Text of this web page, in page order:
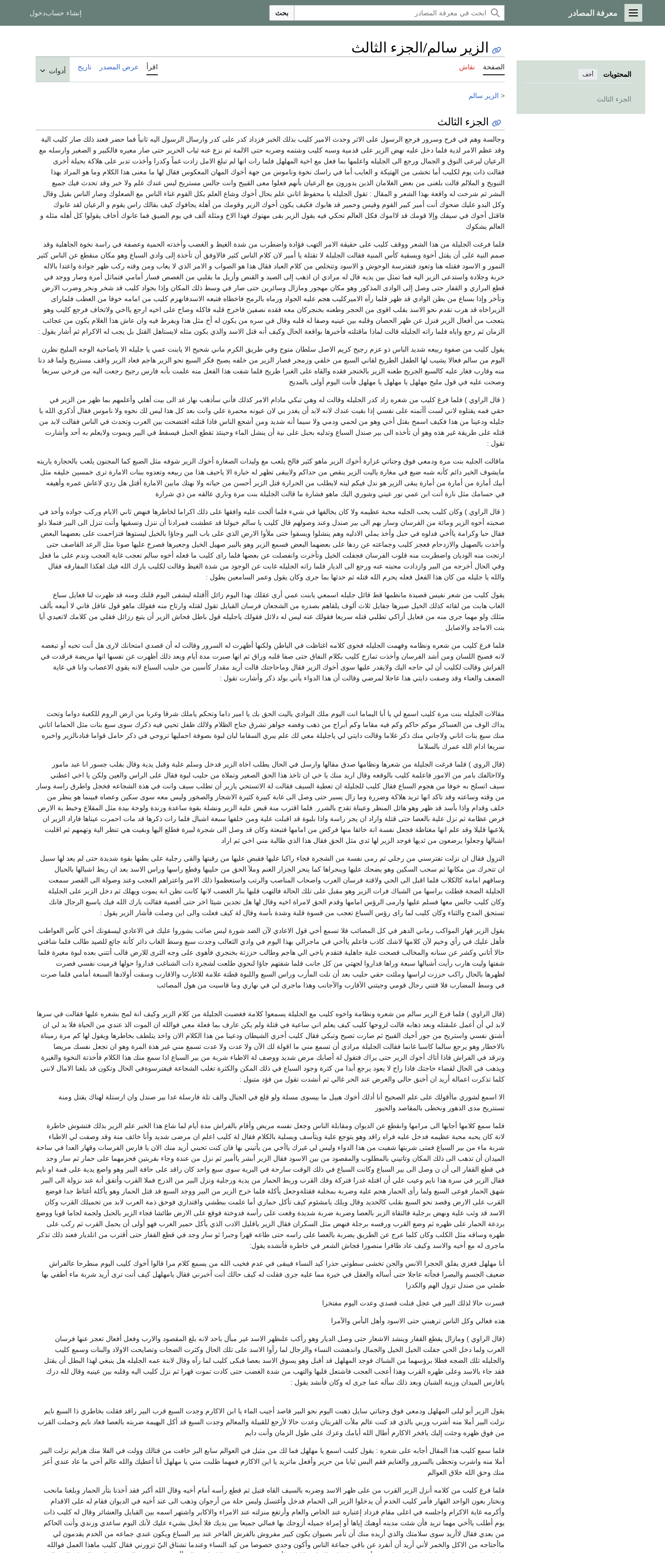
القائمة الرئيسية
معرفة المصادر بحث إنشاء حسابدخول
المحتويات أخف
الجزء الثالث
الزير سالم/الجزء الثالث
الصفحة نقاش اقرأ عرض المصدر تاريخ أدوات
< الزير سالم
الجزء الثالث
وجالسة وهم في فرح وسرور فرجع الرسول على الاثر وحدث الامير كليب بذلك الخبر فزداد كدر على كدر وارسال الرسول اليه ثانياً فما حضر فعند ذلك صار كليب الية
وقد عظم الامر لدية فلما دخل عليه نهض الزير على قدمية وسبه كليب وشتمه وضربه حتى الالمة ثم نزع عنه ثياب الحرير حتى صار معيره فالكبير و الصغير وارسله مع
الرعيان ليرعى النوق و الجمال ورجع الى الجليله واعلمها بما فعل مع اخية المهلهل فلما رات انها لم تبلغ الامل زادت غماً وكدرا وأخذت تدبر على هلاكة بحيلة أخرى
فقالت ذات يوم لكليب أما تخشى من الهتيكة و العايب أما في راسك نخوة وناموس من جهة أخوك المهان المعكوس فقال لها ما معنى هذا الكلام وما هو المراد بهذا
التبويخ و الملالم قالت بلغنى من بعض الغلامان الذين يدورون مع الرعيان بأنهم فعلوا معى القبيح وانت جالس مستريح ليس عندك علم ولا خبر وقد تحدث فيك جميع
البشر ثم شرحت له واقعة بهذا الشعر و المقال : تقول الجليله يا محفوظ اتاني علم بحال أخوك وشاع العلم بكل القوم غناء الناس مع الصعلوك وصار الناس بقيل وقال
وكل البدو عليك ضحوك أنت أمير كبير القوم وقيس وحمير قد هابوك فكيف يكون أخوك الزير وقومك من أهلة يجافوك كيف بقالك راس يقوم و الرعيان لقد عابوك
فاقتل أخوك في سيفك وإلا قومك قد لااموك فكل العالم تحكي فيه يقول الزير بقى مهتوك فهذا الاخ ومثلة ألف في يوم الضيق فما عانوك أخاف يقولوا كل أهله مثله و
العالم يشكوك
فلما فرغت الجليلة من هذا الشعر ووقف كليب على حقيقة الامر التهب فؤادة واضطرب من شدة الغيظ و الغضب وأخذته الحمية وعصفة في راسة نخوة الجاهلية وقد
صمم النية على أن يقتل أخوة ويسقية كأس المنية فقالت الجليلة لا تقتلة يا أمير لان كلام الناس كثير فالاوفق أن تأخذة إلى وادي السباع وهو مكان منقطع عن الناس كثير
النمور و الاسود فقتله هنا وتعود فتفترسة الوحوش و الاسود وتتخلص من كلام العباد فقال هذا هو الصواب و الامر الذي لا يعاب ومن وقته ركب ظهر جوادة واعتدا بالاله
حربة وجلادة واستدعى الزير اليه فما تمثل بين يديه قال له مرادي ان اذهب إلى الصيد و القنص وأزيل ما بقلبي من الغصص فسار أمامي فتماثل أمرة وصار ووجد في
قطع البراري و القفار حتى وصل إلى الوادى المذكور وهو مكان مهجور ومازال وسائرين حتى صار في وسط ذلك المكان وإذا بجواد كليب قد شخر ونخر وضرب الارض
وتأخر وإذا بسباع من بطن الوادي قد ظهر فلما رآه الاميركليب هجم عليه الجواد ورماه بالرمح فاخطاه فتبعه الاسدفانهزم كليب من امامه خوفا من العطب فلماراى
الزيراخاه قد هرب تقدم نحو الاسد بقلب اقوى من الحجر وطعنه بخنجركان معه فقده نصفين فاخرج قلبه فاكله وصاح على اخيه ارجع يااخي ولاتخاف فرجع كليب وهو
يتعجب من أفعال الزير فنزل عن ظهر الحصان وقلبه بين عينيه وصفا له قلبه وقال في سره من يكون له أخ مثل هذا ويفرط فيه وان عاش هذا الغلام يكون من عجائب
الزمان ثم رجع واياه فلما راته الجليله قالت لماذا ماقتلته فأخبرها بواقعة الحال وكيف أنه قتل الاسد والذي يكون مثله لايستاهل القتل بل يجب له الاكرام ثم أشار يقول :
يقول كليب من صفوة ربيعه شديد الباس ذو عزم رجيح كريم الاصل سلطان متوج وفي طريق الكرم ماني شحيح الا يابنت عمي يا جليله الا ياصاحبة الوجه المليح نظرن
اليوم من سالم فعالا يشيب لها الطفل الطريح لقاني السبع من خلفي وزمجر فصار الزير من خلفه يصيح فكر السبع نحو الزير هاجم فعاد الزير واقف مستريح ولما قد دنا
منه وقارب فغار عليه كالسبع الجريح طعنه الزير بالخنجر فقده والقاه على الغبرا طريح فلما شفت هذا الفعل منه علمت بأنه فارس رجيح رجعت اليه من فرحي سريعا
وصحت عليه في قول مليح مهلهل يا مهلهل يا مهلهل فأنت اليوم أولى بالمديح
( قال الراوي ) فلما فرغ كليب من شعره زاد كدر الجليله وقالت له وهي تبكي مادام الامر كذلك فأني سأذهب نهار غد الى بيت أهلي وأعلمهم بما ظهر من الزير في
حقي فمه يقتلوه لاني لست أأتمنه على نفسي إذا بقيت عندك لانه لابد أن يغدر بي لان عيونه محمرة علي وانت بعد كل هذا ليس لك نخوه ولا ناموس فقال أذكري الله يا
جليله ودعينا من هذا فكيف اسمح بقتل أخي وهو من لحمي ودمي ولا سيما أنه شديد ومن أشجع الناس فاذا قتلته افتضحت بين العرب وتحدث في الناس فقالت لابد من
قتله على طريقة غير هذه وهو أن تأخذه الى بير صندل السباع وتدليه بحبل على نية أن ينشل الماء وحينئذ تقطع الحبل فيسقط في البير ويموت ولايعلم به أحد وأشارت
تقول :
ماقالت الجليه بنت مرة ودمعي فوق وجناتي غزارة أخوك الزير ماهو كثير فالح يلعب مع وليدات الصغارة أخوك الزير شوفه مثل الضبع كما المجنون يلعب بالحجارة ياريته
مايشوف الخير دائم كأنه شبه ضبع في مغارة ياليت الزير ينقص من حداكم ولايبقى تظهر له خبارة الا ياحيف هذا من ربيعه وتعدوه ببنات الامارة ترى خمسين خليفه مثل
أبيك أمارة من أمارة من أمارة يبقى الزير هو ندل فيكم ليته لايطلب من الحرارة قتل الزير أحسن من حياته ولا نهتك مابين الامارة أقتل هل ردي لاعاش عمره وأهيفه
في حسامك مثل نارة أنت ابن عمي نور عيني وشوري اليك ماهو فشارة ما قالت الجليلة بنت مرة وناري عالقه من ذي شرارة
( قال الراوي ) وكان كليب يحب الجليه محبة عظيمه ولا كان يخالفها في شيء فلما ألحت عليه وافقها على ذلك اكراما لخاطرها فنهض ثاني الايام وركب جواده وأخذ في
صحبته أخوه الزير ومائة من الفرسان وسار بهم الى بير صندل وعند وصولهم قال كليب يا سالم خيولنا قد عطشت فمرادنا أن ننزل ونسقيها وأنت تنزل الى البير فتملا دلو
فقال حبا وكرامة ياأخي فدلوه في حبل وأخذ يملي الادليه وهم ينشلوا ويسقوا حتى ملأوا الارض الذي على باب البير وجاؤا بالخيل ليستوها فتزاحمت على بعضهما البعض
وأخذت بالصهيل والازدحام فعجز كليب وجماعته عن ردها على بعضهما البعض فسمع الزير وهو بالبير صهيل الخيل وجعيرها فصرخ عليها صوتا مثل الرعد القاصف حتى
ارتجت منه الوديان واضطربت منه قلوب الفرسان فجفلت الخيل وتأخرت وانفصلت عن بعضها فلما راى كليب ما فعله أخوه سالم تعجب غاية العجب وندم على ما فعل
وفي الحال أخرجه من البير وازدادت محبته عنه ورجع الى الديار فلما راته الجليله غابت عن الوجود من شدة الغيظ وقالت لكليب بارك الله فيك اهكذا المفارقه فقال
والله يا جليله من كان هذا الفعل فعله يحرم الله قتله ثم حدثها بما جرى وكان يقول وعمر السامعين يطول :
يقول كليب من شعر نفيس قصيدة مانظمها قط قائل جليله اسمعي يابنت عمي أرى عقلك بهذا اليوم زائل أأقتله ليشفى اليوم قلبك ومنه قد ظهرت لنا فعايل سباع
الغاب هابت من لقائه كذلك الخيل صيرها جفايل ثلاث ألوف يلقاهم بصدره من الشجعان فرسان القبايل تقول لقتله وارتاح منه فقولك ماهو قول عاقل فاني لا أبيعه بألف
مثلك ولو مهما جرى منه من فعايل أراكي تطلبي قتله سريعا فقولك عنه ليس له دلائل فقولك ياجليله قول باطل فحاش الزير أن يتبع رزائل فقلي من كلامك لاتعيدي أيا
بنت الاماجد والاصايل
فلما فرغ كليب من شعره ونظامه وفهمت الجليله فحوى كلامه اغتاظت في الباطن ولكنها أظهرت له السرور وقالت له أن قصدي امتحانك لارى هل أنت تحبه أو تبغضه
لانه فصيح اللسان ومن أشد الفرسان وأخذت تمازح كليب بكلام النفاق حتى صفا قلبه وراق ثم انها صبرت مدة أيام وبعد ذلك أظهرت عن نفسها انها مريضة فرقدت في
الفراش وقالت لكليب أن لي حاجه اليك ولايقدر عليها سوى أخوك الزير فقال وماحاجتك قالت أريد مقدار كأسين من حليب السباع لانه يقوي الاعصاب وانا في غاية
الضعف والعناء وقد وصفت دايتي هذا عاجلا لمرضي وقالت أن هذا الدواء يأتي بولد ذكر وأشارت تقول :
مقالات الجليله بنت مرة كليب اسمع لي يا أبا اليماما انت اليوم ملك البوادي ياليت الحق بك يا امير داما وتحكم ياملك شرقا وغربا من ارض الروم للكعبة دواما وتحت
يداك الوف من العساكر موكم حاكم وكم فيه مقاما وكم أبراج من ذهب وفضه جواهر تشرق جناح الظلام ولالك ظفل تحيي فيه ذكرك سوى سبع بنات مثل الحماما اتاني
منك سبع بنات اتاني ولاجاني منك ذكر غلاما وقالت دايتي لي ياجليلة معي لك علم يبري السقاما لبان لبوة بصوفة احمليها تروحي في ذكر حامل قواما فنادىالزير واخبره
سريعا ادام الله عمرك بالسلاما
(قال الروي ) فلما فرغت الجليلة من شعرها ونظامها صدق مقالها وارسل في الحال يطلب اخاة الزير فدخل وسلم علية وقبل يدية وقال بقلب جسور انا عبد مامور
ولااخالفك بامر من الامور فاعلمة كليب بالوقعه وقال اريد منك يا خي ان تاخذ هذا الحق الصغير وتملاة من حليب لبوة فقال على الراس والعين ولكن يا اخي اعطني
سيف اتسلح به خوفا من هجوم السباع فقال كليب للجليلة ان تعطية السيف فقالت لة الاتستحي يازير أن تطلب سيف وانت في هذة الشجاعه فخجل واطرق راسة وسار
من وقته وساعته وقد تاكد انها تريد هلاكة وضررة وما زال يسير حتى وصل الى غابة كبيرة كثيرة الاشجار والصخور وليس معه سوى سكين وعصاه فبينما هو ينظر من
خلف وقدام واذا بأسد قد ظهر وهو هائل المنظر وعيناة تقدح بالشرر. فلما اقترب منة قبض علية الزير ونشلة بقوة ساعدة وزندة ولوحة بيدة مثل المقلاع وخبط بة الارض
فرض عظامة ثم نزل علية بالعصا حتى قتلة واراد ان يجز راسة واذا بلبوة قد اقبلت علية ومن خلفها سبعة اشبال فلما رات ذكرها قد مات احمرت عيناها فاراد الزير ان
يلاعبها قليلا وقد علم انها مغتاظة فجعل نفسة انة خائفا منها فركض من امامها فتبعتة وكان قد وصل الى شجرة لبيرة فطلع اليها وبقيت هي تنظر الية وتهمهم ثم اقلبت
اشبالها وجعلوا يرضعون من ثديها فوجد الزير لها ثدي مثل الحق فقال هذا الذي ظالبة مني اخي ثم اراد
النزول فقال ان نزلت تفترسني من رجلي ثم رمى نفسة من الشجرة فجاء راكبا عليها فقبض عليها من رقبتها والقى رجلية على بطنها بقوة شديدة حتى لم يعد لها سبيل
ان تتحرك من مكانها ثم سحب السكين وهو يضحك عليها وينحراها كما ينحر الجزار الغنم وملآ الحق من حليبها وقطع راسها وراس الاسد بعد ان ربط اشبالها بالحبال
وساقهم امامة كالكلاب فلما اقبل الى الحي ولاقتة فرسان العرب واصحاب المناصب والرتب واستعظموا ذلك الامر واعتراهم العجب وعند وصولة الى القصر سمعت
الجليلة الضجة فطلت براسها من الشباك فرات الزير وهو مقبل على تلك الحالة فالتهب قلبها بنار الغضب لانها كانت تظن انة يموت ويهلك ثم دخل الزير على الجليلة
وكان كليب جالس معها فسلم عليها وارمى الرؤس امامها وقدم الحق لامراة اخيه وقال لها هل تجدين شيئا اخر حتى أقضية فقالت بارك الله فيك ياسبع الرجال فانك
تستحق المدح والثناء وكان كليب لما راى رؤس السباع تعجب من قسوة قلبة وشدة بأسة وقال لة كيف فعلت والى اين وصلت فأشار الزير يقول :
يقول الزير قهار المواكب رماني الدهر في كل المصائب فلا تسمع أخي قول الاعادي لآن الضد شورة ليس صائب يشوروا عليك في الاعادي ليسقونك أخي كأس العواطب
فأهل عليك في رأي وخيم لآن كلامها لاشك كاذب فاعلم ياأخي في ماجرالي بهذا اليوم في وادي الثعالب وجدت سبع وسط الغاب دائر كأنة جائع للصيد طالب فلما شافني
حالا أتاني وكشر عن سنانه والمخالب فصحت علية جاهلية فتقدم ياخي الي هاجم وطالب حززتة بخنجري فأهوى على وجه الثرى للارض قالب أتتني بعده لبوة مغيرة فلما
شفتها وليت هارب رأيت أشبالها سبعة وراها فداروا لجهتي من كل جانب فلما شفتهم جاؤا لنحوي طلعت لشجرة ذات الشناغب فداروا حولها فرميت نفسي فصرت
لظهرها بالحال راكب حززت لراسها وملئت حقي حليب بعد أن نلت المأرب وراس السبع واللبوة قطتة علامة للاغارب والاقارب وسقت أولادها السبعة أمامي فلما صرت
في وسط المضارب فلا قتني رجال قومي وجيتني الآقارب والآجانب وهذا ماجرى لي في نهاري وما قاسيت من هول المصائب
(قال الراوي ) فلما فرغ الزير سالم من شعره ونظامة واخوه كليب مع الجليلة يسمعوا كلامة فغضبت الجليلة من كلام الزير وكيف انة لمح بشعره عليها فقالت في سرها
لابد لي أن أعمل علىقتله وبعد ذهابه قالت لزوجها كليب كيف يعلم اني ساعية في قتلة ولم يكن عارف بما فعلة معي فوالله ان الموت الذ عندي من الحياة فلا بد لي ان
أشنق نفسي واستريح من جور أخيك القبيح ثم صارت تصيح وتبكي فقال كليب أخزي الشيطان ودعينا من هذا الكلام الان واخذ يتلطف بخاطرها ويقول لها كم مرة رميناة
بالاخطار وهو يرجع سالما كاسبا غانما فقالت الجليلة مرادي أن تسمع مني ما اقولة لك الآن ولا عدت ولا عدت تسمع مني غير هذة المرة وهو ان تجعل نفسك مريضا
وترقد في الفراش فاذا أتاك أخوك الزير حتى يراك فتقول لة أصابك مرض شديد ووصف لة الاطباء شربة من بير السباع اذا سمع منك هذا الكلام فأخذتة النخوة والغيرة
ويذهب في الحال لقضاء حاجتك فاذا راح لا يعود يرجع أبدا من كثرة وجود السباع في ذلك المكن والكثرة تغلب الشجاعة فيفترسوةفي الحال وتكون قد بلغنا الامال لانني
كلما تذكرت اعمالة أريد ان أخنق حالي والعرض عند الحر غالي ثم أنشدت تقول من فؤد متبول :
الا اسمع لشوري ماأقولك على علم الصحيح أنا أدلك أخوك هبيل ما بيسوى مسلة ولو قلع في الجبال والف تلة فارسلة غدا بير صندل وان ارستلة لهناك يقتل ومنة
تسنتريح مدى الدهور ونخطى بالمقاصد والحبور
فلما سمع كلامها أجابها الى مرامها وانقطع عن الديوان ومقابلة الناس وجعل نفسه مريض وأقام بالفراش مدة أيام لما شاع هذا الخبر علم الزير بذلك فتشوش خاطرة
لانة كان يحبه محبة عظيمه فدخل عليه فراه راقد وهو يتوجع علية ويتأسف ويسلية بالكلام فقال لة كليب اعلم ان مرضى شديد وأنا خائف منة وقد وصفت لي الاطباء
شربة ماء من بير السباع فمتى شربتها شفيت من هذا الدواء وليس لي غيرك ياأخي من يأتيني بها فان كنت تحبني أريد منك الان يا فارس الفرسات وقهار العدا في ساحة
الميدان أن تذهب الى ذلك المكان وتاتيني بالمطلوب والمقصود من بين الاسود فقال الزير أبشر ياأمير ثم نزل من عندة وجاء بقربتين فحزمهما على حمار ثم سار وجد
في قطع القفار الى أن ن وصل الى بير السباع وكانت السباع في ذلك الوقت سارحة في البرية سوى سبع واحد كان راقد على حافة البير وهو واضع يدية على فمة او نايم
فقال الزير في سرة هذا نايم وعيب علي أن اقتلة غدرا فتركة وفك القرب وربط الحمار من يدية ورجلية ونزل البير من الدرج فملا القرب وأتفق أنة عند نزولة الى البير
شهق الحمار فوعى السبع ولما رأى الحمار هجم علية وضربة بمخلبة فقتلةوجعل يأكلة فلما خرج الزير من البير ووجد السبع قد قتل الحمار وهو يأكلة أغتاظ جدا فوضع
القرب على الارض وقصد نحو السبع بقلب كالحديد وقال ويلك يامشئوم كيف تأكل حماري أما علمت ببطشي واقتداري فوحق ذمة العرب لابد من تحميلك القرب وكان
الاسد قد وثب علية ونهض برجلية فالتقاة الزير بالعصا وضربة ضربة شديدة وقعت على رأسة فدوختة فوقع على الارض طائشا فجاء الزير بالحبل ولجمة لجاما قويا ووضع
بردعة الحمار على ظهره ثم وضع القرب ورفسه برجلة فنهض مثل السكران فقال الزير ياقليل الادب الذي يأكل حمير العرب فهو أولى أن يحمل القرب ثم ركب على
ظهره وساقه مثل الكلب وكان كلما عرج عن الطريق يضربة بالعصا على راسه حتى طاعه قهرا وجبرا ثو سار وجد في قطع القفار حتى أقترب من اتلديار فعند ذلك تذكر
ماجرى له مع أخيه والاسد وكيف عاد ظافرا منصورا فجاش الشعر في خاطره فأنشده يقول:
أنا مهلهل فعزي يفلق الحجرا الانس والجن تخشى سطوتي حذرا كيد النساء فيبقى في عدم فخيب الله من يسمع كلام مرا قالوا أخوك كليب اليوم منطرحا عالفراش
ضعيف الجسم والبصرا فجأته عاجلا حتى أساله والعقل في خيرة مما عليه جرى فقلت له كيف حالك أنت أخبرني فقال يامهلهل كيف أنت ترى أريد شربة ماء أطفي بها
طمئي من صندل تزول الهم والكدرا
فسرت حالا لذلك البير في عجل فنلت قصدي وعدت اليوم مفتخرا
هذه فعالي وكل الناس ترهبني حتى الاسود وأهل البأس والآمرا
(قال الراوي ) ومازال يقطع القفار وينشد الاشعار حتى وصل الديار وهو رأكب علىظهر الاسد غير مبأل باحد لانه بلغ المقصود والارب وفعل أفعال تعجز عنها فرسان
العرب ولما دخل الحي جفلت الخيل الخيل والجمال واندهشت النساء والرجال لما رأوا الاسد على تلك الحال وكثرت الضجات وتصايحت الاولاد والبنات وسمع كليب
والجليله تلك الضجه فطلا برؤسهما من الشباك فوجد المهلهل قد أقبل وهو يسوق الاسد بعصا فبكى كليب لما رآه وقال لابنة عمه الجليله هل ينبغي لهذا البطل أن يقتل
فقد جاء بالاسد وعلى ظهره القرب وهذا أعجب العجب فاشتعل قلبها والتهب من شدة الغضب حتى كادت تموت قهرا ثم نزل كليب اليه وقلبه بين عينيه وقال لله درك
يافارس الميدان وزينة الشبان وبعد ذلك سأله عما جرى له وكان فأنشد يقول :
يقول الزير أبو ليلى المهلهل ودمعي فوق وجناتي سايل ذهبت اليوم نحو البير قاصد أجيب الماء يا ابن الاكارم وجدت السبع قرب البير راقد فقلت بخاطري ذا السبع نايم
نزلت البير أملا منه أشرب وربي بالذي قد كنت عالم ملأت القربتان وعدت حالا لأرجع للقبيلة والمعالم وجدت السبع قد أكل البهيمة ضربته بالعصا فعاد نايم وحملت القرب
من فوق ظهره وجئت إليك يافخر الاكارم أطال الله أيامك وعزك على طول الزمان وأنت دايم
فلما سمع كليب هذا المقال أجابه على شعره : يقول كليب اسمع يا مهلهل فما لك من مثيل في العوالم سابع البر خافت من قتالك وولت في الفلا منك هزايم نزلت البير
أملا منه واشرب وتحظى بالسرور والغنايم فقم البس ثيابا من حرير وأفعل ماتريد يا ابن الاكارم فمهما طلبت مني يا مهلهل أنا أعطيك والله عالم أخي ما عاد عندي أعز
منك وحق الله خلاق العوالم
فلما فرغ كليب من كلامه أنزل الزير القرب من على ظهر الاسد وضربه بالسيف القاه قتيل ثم قطع رأسه أمام أخيه وقال الله أكبر فقد أخذنا بثأر الحمار وبلغنا مانحب
ونختار بعون الواحد القهار فأمر كليب الخدم أن يدخلوا الزير الى الحمام فدخل وأغتسل ولبس حلة من أرجوان وذهب الى عند أخيه في الديوان فقام له على الاقدام
وأكرمه غاية الاكرام واجلسه في اعلى مقام فزداد إعتباره عند الخاص والعام وأرتفع منزلته عند الامراء والاكابر واشتهر اسمه بين القبايل والعشائر وقال له كليب ذات
يوم أطلب ياأخي مهما تريد فأن شئت مدينه أوهبك إياها أو إمراة جميله أزوجك بها فمالي جميعا بين يديك فلا أبخل بشيء عليك لأنك اليوم ساعدي وزندي وأنت الحاكم
من بعدي فقال لاأريد سوى سلامتك والذي أريده منك أن تأمر بصيوان يكون كبير مفروش بالفرش الفاخر عند بير السباع ويكون عندي جماعه من الخدم يقدمون لي
ماأحتاجه من الاكل والخمر لأني أريد أن أنفرد عن باقي جماعة الناس وأكون وحدي خصوصا من كيد النساء وعندما تشتاق اليّ تزورني فقال كليب ماهذا العمل فوالله